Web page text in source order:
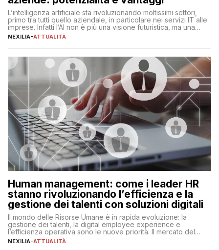
L’intelligenza artificiale sta rivoluzionando moltissimi settori,
primo tra tutti quello aziendale, in particolare nei servizi IT alle
imprese. Infatti l’AI non è più una visione futuristica, ma una
realtà operativa che sta portando a un cambio significativo in
operazioni, bensì comporta […]
NEXILIA-ATTUALITÀ
Human management: come i leader HR
stanno rivoluzionando l’efficienza e la
gestione dei talenti con soluzioni digitali
Il mondo delle Risorse Umane è in rapida evoluzione: la
gestione dei talenti, la digital employee experience e
l’efficienza operativa sono le nuove priorità. Il mercato del
lavoro, d’altra parte, è sempre più competitivo con una lotta
NEXILIA-ATTUALITÀ